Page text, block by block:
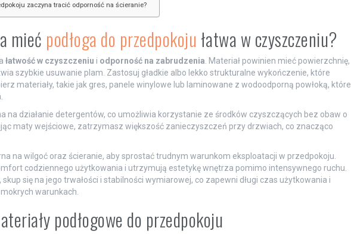
zaczyna tracić odporność na ścieranie?
mieć podłoga do przedpokojułatwa w czyszczeniu?
łatwość w czyszczeniu i odporność na zabrudzenia . Materiał powinien mieć powierzchnię,
szybkie usuwanie plam. Zastosuj gładkie albo lekko strukturalne wykończenie, które
materiały, takie jak gres, panele winylowe lub laminowane z wodoodporną powłoką, które
na działanie detergentów, co umożliwia korzystanie ze środków czyszczących bez obaw o
maty wejściowe, zatrzymasz większość zanieczyszczeń przy drzwiach, co znacząco
na wilgoć oraz ścieranie, aby sprostać trudnym warunkom eksploatacji w przedpokoju.
codziennego użytkowania i utrzymują estetykę wnętrza pomimo intensywnego ruchu.
się na jego trwałości i stabilności wymiarowej, co zapewni długi czas użytkowania i
warunkach.
podłogowe do przedpokoju